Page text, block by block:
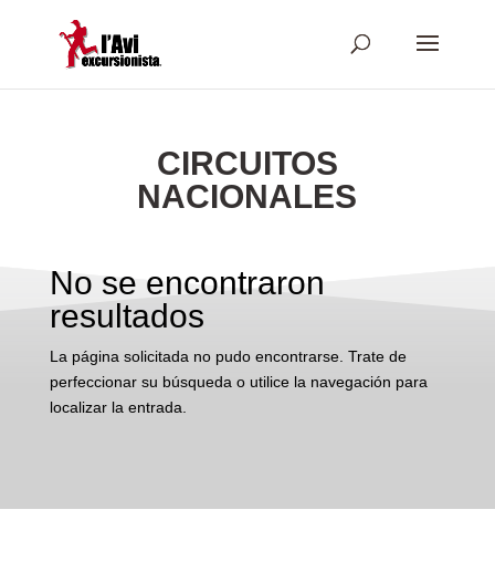
CIRCUITOS
NACIONALES
No se encontraron
resultados
La página solicitada no pudo encontrarse. Trate de
perfeccionar su búsqueda o utilice la navegación para
localizar la entrada.